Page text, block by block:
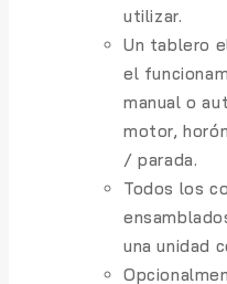
utilizar.
Un tablero
el
manual o
motor,
/ parada.
Todos los
una unidad